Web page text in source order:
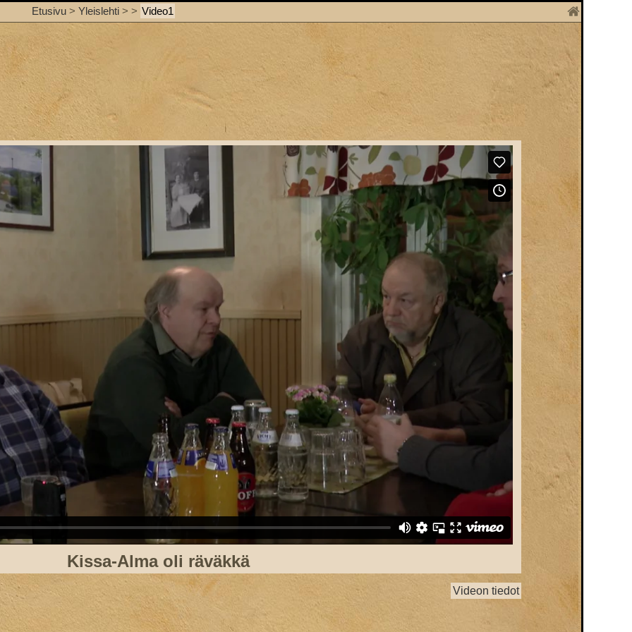
Etusivu > Yleislehti> > Video1
Kissa-Alma oli räväkkä
Videon tiedot